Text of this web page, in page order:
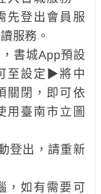
先登出會員服
服務。
書城App預設
至設定▶將中
關閉，即可依
用臺南市立圖
登出，請重新
，如有需要可